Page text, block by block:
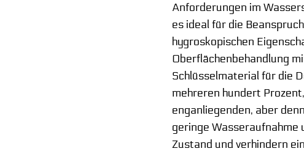
Anforderungen im
es ideal für die
hygroskopischen
Oberflächenbehandlung
Schlüsselmaterial für die
mehreren hundert
enganliegenden, aber
geringe Wasseraufnahme
Zustand und verhindern